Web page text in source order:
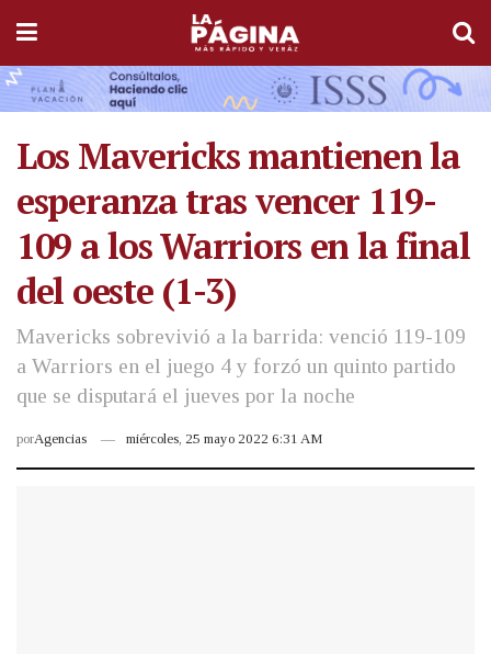
Los Mavericks mantienen la
esperanza tras vencer 119-
109 a los Warriors en la final
del oeste (1-3)
Mavericks sobrevivió a la barrida: venció 119-109
a Warriors en el juego 4 y forzó un quinto partido
que se disputará el jueves por la noche
porAgencias miércoles, 25 mayo 2022 6:31 AM